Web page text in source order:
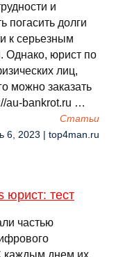
и
погасить долги
к серьезным
Однако, юрист по
лиц,
можно заказать
au-bankrot.ru …
Cтатьи
6, 2023 | top4man.ru
юрист: тест
частью
днем их